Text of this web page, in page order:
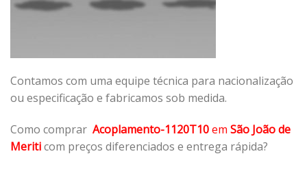
Contamos com uma equipe técnica para nacionalização
ou especificação e fabricamos sob medida.
Como comprar Acoplamento-1120T10em São João de
Meriticom preços diferenciados e entrega rápida?